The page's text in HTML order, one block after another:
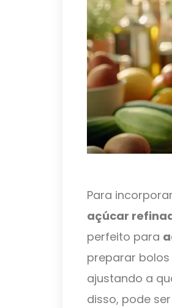
Para
açúcar
perfeito para
preparar
ajustando a
disso, pode